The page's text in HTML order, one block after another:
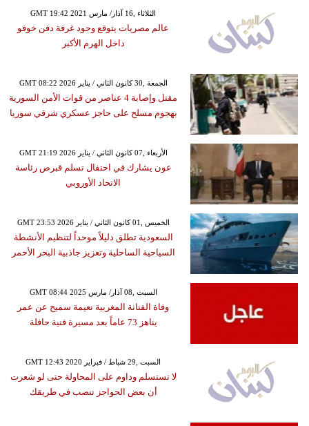
GMT 19:42 2021 الثلاثاء ,16 آذار/ مارس
عالم مصريات يتوقع وجود غرفة دفن خوفو
داخل الهرم الأكبر
GMT 08:22 2026 الجمعة ,30 كانون الثاني / يناير
مقتل وإصابة 4 عناصر من قوات الأمن السورية
بهجوم مسلح على حاجز عسكري شرقي سوريا
GMT 21:19 2026 الأربعاء ,07 كانون الثاني / يناير
عون يشارك في احتفال تسلم قبرص رئاسة
الاتحاد الأوروبي
GMT 23:53 2026 الخميس ,01 كانون الثاني / يناير
السعودية تطلق دليلاً موحداً لتنظيم الأنشطة
السياحية الساحلية وتعزيز جاذبية البحر الأحمر
GMT 08:44 2025 السبت ,08 آذار/ مارس
وفاة الفنانة المغربية نعيمة سميح عن عمر
يناهز 73 عاماً بعد مسيرة فنية حافلة
GMT 12:43 2020 السبت ,29 شباط / فبراير
لا تستسلم وداوم على المحاولة حتى لو شعرت
أن بعض الحواجز تنصب في طريقك